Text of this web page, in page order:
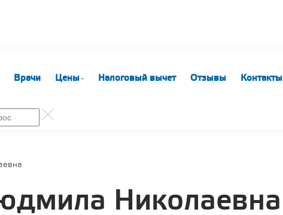
Врачи Цены Налоговый вычет Отзывы Контакты
Николаевна